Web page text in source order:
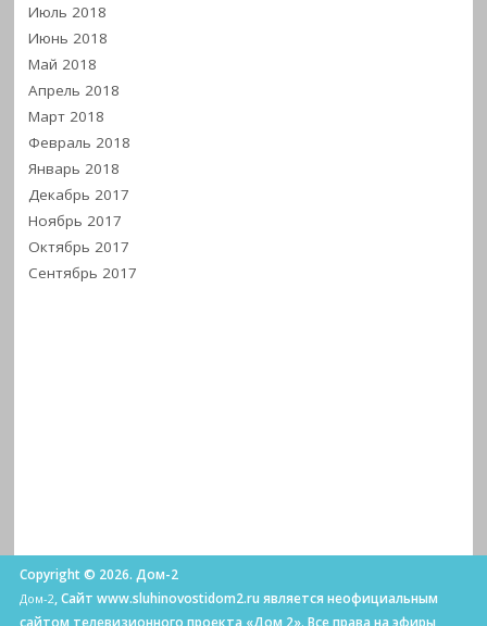
Июль 2018
Июнь 2018
Май 2018
Апрель 2018
Март 2018
Февраль 2018
Январь 2018
Декабрь 2017
Ноябрь 2017
Октябрь 2017
Сентябрь 2017
Copyright © 2026. Дом-2
Дом-2, Сайт www.sluhinovostidom2.ru является неофициальным